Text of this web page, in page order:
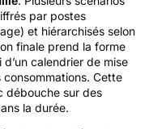
par postes
et hiérarchisés selon
finale prend la forme
d’un calendrier de mise
Cette
débouche sur des
la durée.